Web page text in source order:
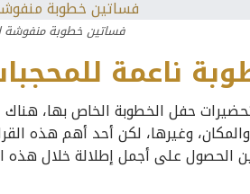
فساتين خطوبة منفوشة
ناعمة
حفل الخطوبة الخاص بها،
وغيرها، لكن أحد أهم هذه
الحصول على أجمل إطلالة خلال هذه